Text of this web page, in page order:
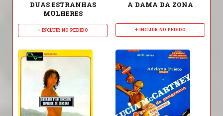
DUAS ESTRANHAS
MULHERES
+ INCLUIR NO PEDIDO
A DAMA DA ZONA
+ INCLUIR NO PEDIDO